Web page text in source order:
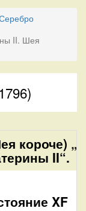
II. Шея
короче)
II“.
XF